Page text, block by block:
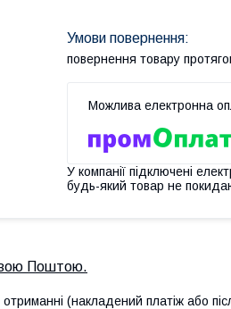
повернення товару
У компанії підключені
будь-який товар не
Поштою.
(накладений платіж або